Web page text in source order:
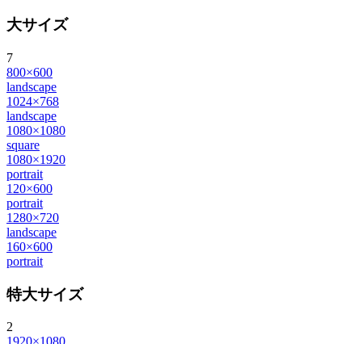
大サイズ
7
800×600
landscape
1024×768
landscape
1080×1080
square
1080×1920
portrait
120×600
portrait
1280×720
landscape
160×600
portrait
特大サイズ
2